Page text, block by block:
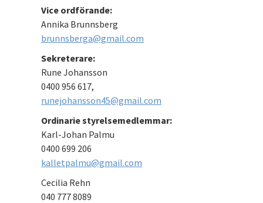
Vice ordförande:
Annika Brunnsberg
brunnsberga@gmail.com
Sekreterare:
Rune Johansson
0400 956 617,
runejohansson45@gmail.com
Ordinarie styrelsemedlemmar:
Karl-Johan Palmu
0400 699 206
kalletpalmu@gmail.com
Cecilia Rehn
040 777 8089